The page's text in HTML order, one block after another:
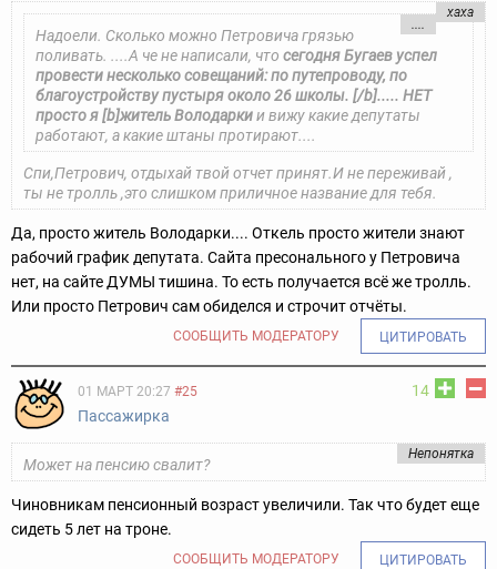
хаха
....
Надоели. Сколько можно Петровича грязью
поливать. ....А че не написали, что сегодня Бугаев успел
провести несколько совещаний: по путепроводу, по
благоустройству пустыря около 26 школы. [/b]..... НЕТ
просто я [b]житель Володаркии вижу какие депутаты
работают, а какие штаны протирают....
Спи,Петрович, отдыхай твой отчет принят.И не переживай ,
ты не тролль ,это слишком приличное название для тебя.
Да, просто житель Володарки.... Откель просто жители знают
рабочий график депутата. Сайта пресонального у Петровича
нет, на сайте ДУМЫ тишина. То есть получается всё же тролль.
Или просто Петрович сам обиделся и строчит отчёты.
СООБЩИТЬ МОДЕРАТОРУ ЦИТИРОВАТЬ
14
01 МАРТ 20:27 #25
Пассажирка
Непонятка
Может на пенсию свалит?
Чиновникам пенсионный возраст увеличили. Так что будет еще
сидеть 5 лет на троне.
СООБЩИТЬ МОДЕРАТОРУ ЦИТИРОВАТЬ